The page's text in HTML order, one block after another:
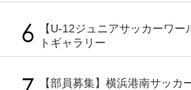
【U-12ジュニアサッカーワ
トギャラリー
【部員募集】横浜港南サッカ